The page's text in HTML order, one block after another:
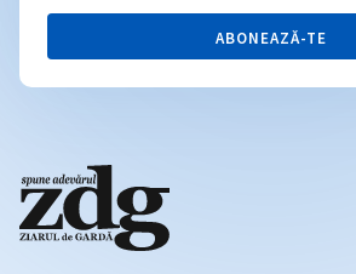
ABONEAZĂ-TE